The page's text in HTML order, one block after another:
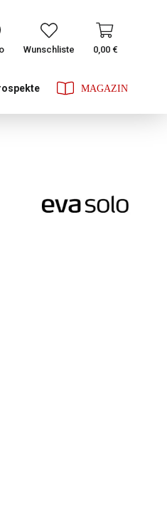
CONTINUE
Wunschliste 0,00 €